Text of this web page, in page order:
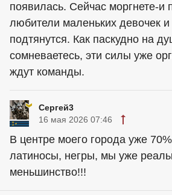
появилась. Сейчас моргнете-и
любители маленьких девочек и
подтянутся. Как паскудно на
сомневаетесь, эти силы уже
ждут команды.
Сергей3
16 мая 2026 07:46
В центре моего города уже
латиносы, негры, мы уже
меньшинство!!!